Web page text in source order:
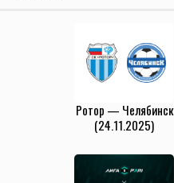
Ротор — Челябинск
(24.11.2025)